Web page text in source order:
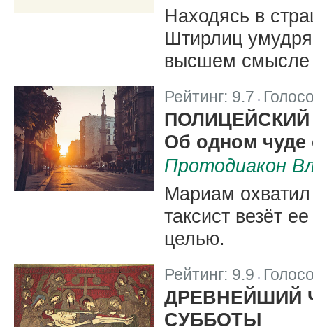
Находясь в
Штирлиц
высшем смысле
Рейтинг: 9.7 |
Об одном чуде
Протодиакон
Мариам
таксист везёт
целью.
Рейтинг: 9.9 |
ДРЕВНЕЙШИЙ
СУББОТЫ